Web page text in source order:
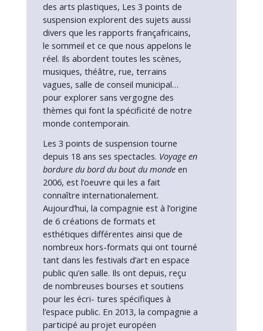
des arts plastiques, Les 3 points de
suspension explorent des sujets aussi
divers que les rapports françafricains,
le sommeil et ce que nous appelons le
réel. Ils abordent toutes les scènes,
musiques, théâtre, rue, terrains
vagues, salle de conseil municipal…
pour explorer sans vergogne des
thèmes qui font la spécificité de notre
monde contemporain.
Les 3 points de suspension tourne
depuis 18 ans ses spectacles. Voyage en
bordure du bord du bout du monde en
2006, est l’oeuvre qui les a fait
connaître internationalement.
Aujourd’hui, la compagnie est à l’origine
de 6 créations de formats et
esthétiques différentes ainsi que de
nombreux hors-formats qui ont tourné
tant dans les festivals d’art en espace
public qu’en salle. Ils ont depuis, reçu
de nombreuses bourses et soutiens
pour les écri- tures spécifiques à
l’espace public. En 2013, la compagnie a
participé au projet européen